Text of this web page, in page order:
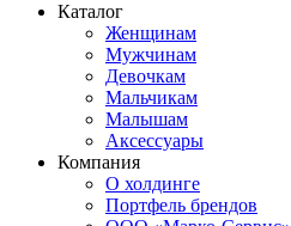
Каталог
Женщинам
Мужчинам
Девочкам
Мальчикам
Малышам
Аксессуары
Компания
О холдинге
Портфель брендов